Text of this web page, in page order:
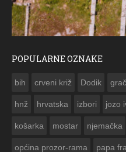
POPULARNE OZNAKE
bih crveni križ Dodik
hnž hrvatska izbori jozo
košarka mostar njemačka
općina prozor-rama papa